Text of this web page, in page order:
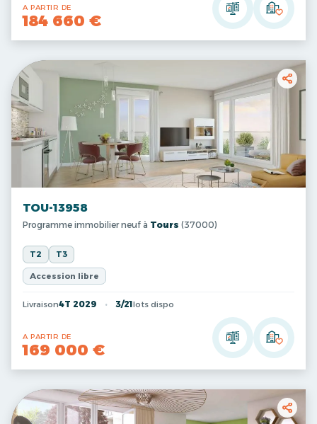
A PARTIR DE
184 660 €
TOU-13958
Programme immobilier neuf à Tours (37000)
T2 T3
Accession libre
Livraison4T 2029 3/21 lots dispo
A PARTIR DE
169 000 €